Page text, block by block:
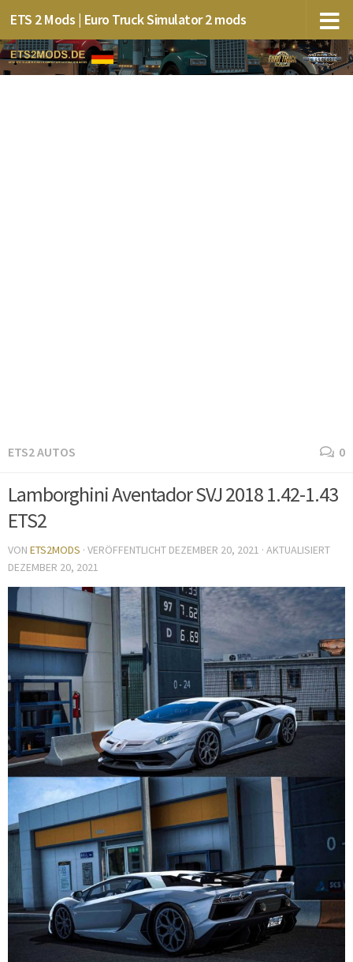
ETS 2 Mods | Euro Truck Simulator 2 mods
ETS2 AUTOS 0
Lamborghini Aventador SVJ 2018 1.42-1.43
ETS2
VON ETS2MODS · VERÖFFENTLICHT DEZEMBER 20, 2021 · AKTUALISIERT
DEZEMBER 20, 2021